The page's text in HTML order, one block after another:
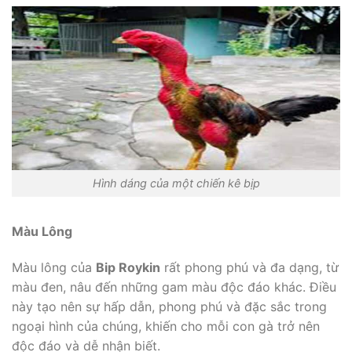
Hình dáng của một chiến kê bịp
Màu Lông
Màu lông của Bip Roykin rất phong phú và đa dạng, từ
màu đen, nâu đến những gam màu độc đáo khác. Điều
này tạo nên sự hấp dẫn, phong phú và đặc sắc trong
ngoại hình của chúng, khiến cho mỗi con gà trở nên
độc đáo và dễ nhận biết.